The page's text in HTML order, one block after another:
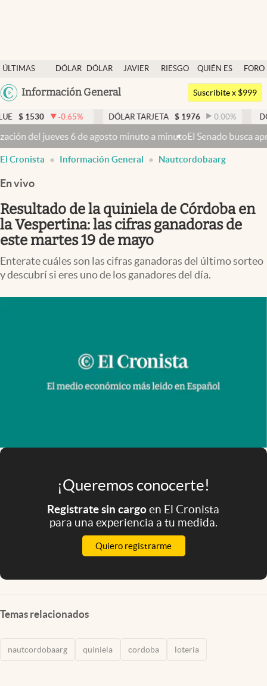
ÚLTIMAS
NOTICIAS
DÓLAR
DÓLAR
JAVIER
RIESGO
QUIÉN ES
QUIÉN
FORO
Argentina
México
Colombia
Información General
Dólar
Members
Economía y Política
Finanzas y Mercados
Mercados Online
Negocios
Columnistas
Otras secciones
Infotechnology
Clase
Eventos Corporativos
El Cronista Studio
Suscribite x $999
% DÓLAR TARJETA $ 1976 0.00% DÓLAR MEP
a minutoEl Senado busca aprobar la Ley de Propiedad
El Cronista Información General Nautcordobaarg
En vivo
Resultado de la quiniela de Córdoba en
la Vespertina: las cifras ganadoras de
este martes 19 de mayo
Enterate cuáles son las cifras ganadoras del último sorteo
y descubrí si eres uno de los ganadores del día.
¡Queremos conocerte!
Registrate sin cargoen El Cronista
para una experiencia a tu medida.
Quiero registrarme
Temas relacionados
nautcordobaarg quiniela cordoba loteria